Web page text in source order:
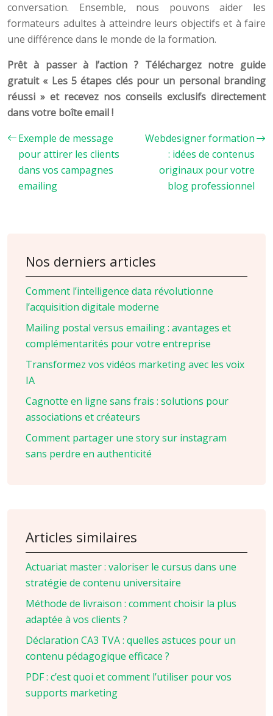
conversation. Ensemble, nous pouvons aider les
formateurs adultes à atteindre leurs objectifs et à faire
une différence dans le monde de la formation.
Prêt à passer à l’action ? Téléchargez notre guide
gratuit « Les 5 étapes clés pour un personal branding
réussi » et recevez nos conseils exclusifs directement
dans votre boîte email !
Exemple de message
pour attirer les clients
dans vos campagnes
emailing
Webdesigner formation
: idées de contenus
originaux pour votre
blog professionnel
Nos derniers articles
Comment l’intelligence data révolutionne
l’acquisition digitale moderne
Mailing postal versus emailing : avantages et
complémentarités pour votre entreprise
Transformez vos vidéos marketing avec les voix
IA
Cagnotte en ligne sans frais : solutions pour
associations et créateurs
Comment partager une story sur instagram
sans perdre en authenticité
Articles similaires
Actuariat master : valoriser le cursus dans une
stratégie de contenu universitaire
Méthode de livraison : comment choisir la plus
adaptée à vos clients ?
Déclaration CA3 TVA : quelles astuces pour un
contenu pédagogique efficace ?
PDF : c’est quoi et comment l’utiliser pour vos
supports marketing